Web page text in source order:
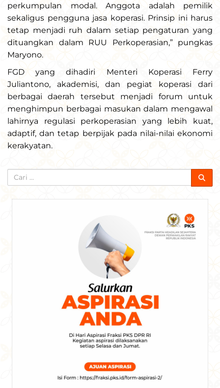
perkumpulan modal. Anggota adalah pemilik
sekaligus pengguna jasa koperasi. Prinsip ini harus
tetap menjadi ruh dalam setiap pengaturan yang
dituangkan dalam RUU Perkoperasian,” pungkas
Maryono.
FGD yang dihadiri Menteri Koperasi Ferry
Juliantono, akademisi, dan pegiat koperasi dari
berbagai daerah tersebut menjadi forum untuk
menghimpun berbagai masukan dalam mengawal
lahirnya regulasi perkoperasian yang lebih kuat,
adaptif, dan tetap berpijak pada nilai-nilai ekonomi
kerakyatan.